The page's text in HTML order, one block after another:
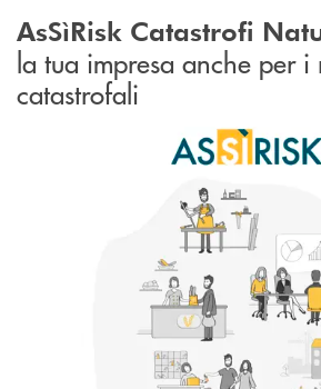
AsSìRisk Catastrofi
la tua impresa anche per i
catastrofali